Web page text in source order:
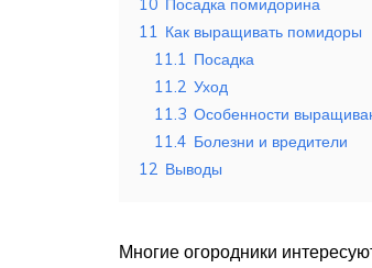
10 Посадка помидорина
11 Как выращивать помидоры
11.1 Посадка
11.2 Уход
11.3 Особенности
11.4 Болезни и вредители
12 Выводы
Многие огородники